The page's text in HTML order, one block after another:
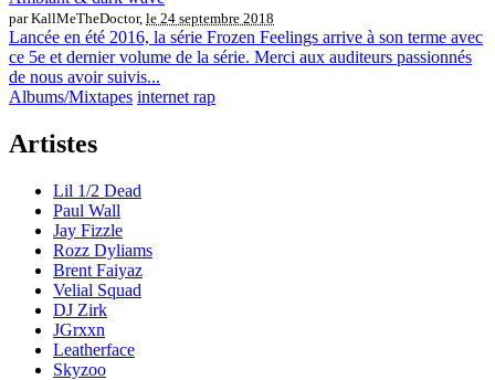
par KallMeTheDoctor, le 24 septembre 2018
Lancée en été 2016, la série Frozen Feelings arrive à son terme avec
ce 5e et dernier volume de la série. Merci aux auditeurs passionnés
de nous avoir suivis...
Albums/Mixtapes internet rap
Artistes
Lil 1/2 Dead
Paul Wall
Jay Fizzle
Rozz Dyliams
Brent Faiyaz
Velial Squad
DJ Zirk
JGrxxn
Leatherface
Skyzoo